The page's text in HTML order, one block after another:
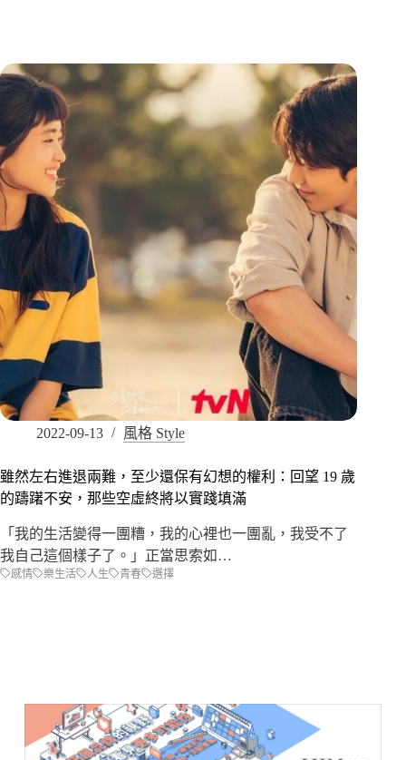
2022-09-13 風格 Style
雖然左右進退兩難，至少還保有幻想的權利：回望 19 歲
的躊躇不安，那些空虛終將以實踐填滿
「我的生活變得一團糟，我的心裡也一團亂，我受不了
我自己這個樣子了。」正當思索如…
感情 樂生活 人生 青春 選擇